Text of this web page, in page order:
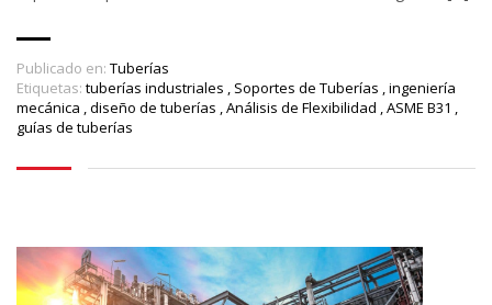
Publicado en: Tuberías
Etiquetas: tuberías industriales , Soportes de Tuberías ,ingeniería
mecánica ,diseño de tuberías ,Análisis de Flexibilidad ,ASME B31 ,
guías de tuberías